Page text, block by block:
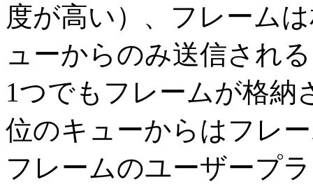
度が高い）、フレーム
ューからのみ送信され
1つでもフレームが格納
位のキューからはフレ
フレームのユーザープ